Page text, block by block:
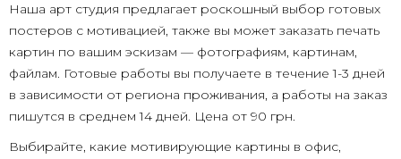
Наша арт студия предлагает роскошный выбор готовых
постеров с мотивацией, также вы может заказать печать
картин по вашим эскизам — фотографиям, картинам,
файлам. Готовые работы вы получаете в течение 1-3 дней
в зависимости от региона проживания, а работы на заказ
пишутся в среднем 14 дней. Цена от 90 грн.
Выбирайте, какие мотивирующие картины в офис,